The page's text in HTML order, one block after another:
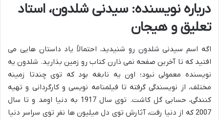
درباره نویسنده: سیدنی شلدون، استاد
تعلیق و هیجان
اگه اسم سیدنی شلدون رو شنیدید، احتمالاً یاد داستان هایی می
افتید که تا آخرین صفحه نمی ذارن کتاب رو زمین بذارید. شلدون یه
نویسنده معمولی نبود؛ اون یه نابغه بود که توی چندتا زمینه
مختلف، از نویسندگی گرفته تا فیلمنامه نویسی و کارگردانی و تهیه
کنندگی، حسابی گل کاشت. توی سال 1917 به دنیا اومد و تا سال
2007 که از دنیا رفت، آثارش توی دل میلیون ها نفر توی سراسر دنیا